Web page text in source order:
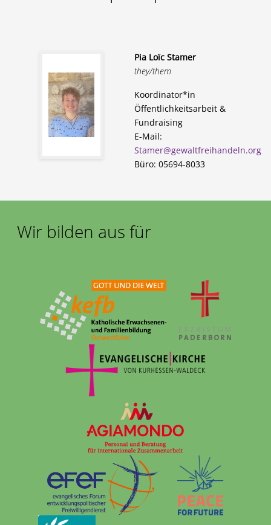
Pia Loïc Stamer
they/them
Koordinator*in
Öffentlichkeitsarbeit &
Fundraising
E-Mail:
Stamer@gewaltfreihandeln.org
Büro: 05694-8033
Wir bilden aus für